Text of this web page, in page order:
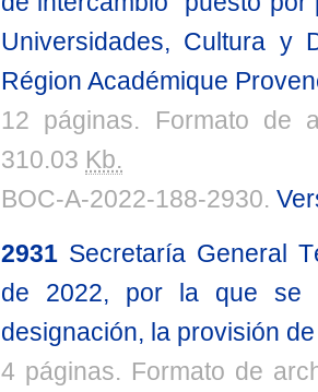
Universidades, Cultura y
Région Académique
12 páginas. Formato de
310.03 Kb.
BOC-A-2022-188-2930.
2931 Secretaría General
de 2022, por la que se
designación, la provisión
4 páginas. Formato de